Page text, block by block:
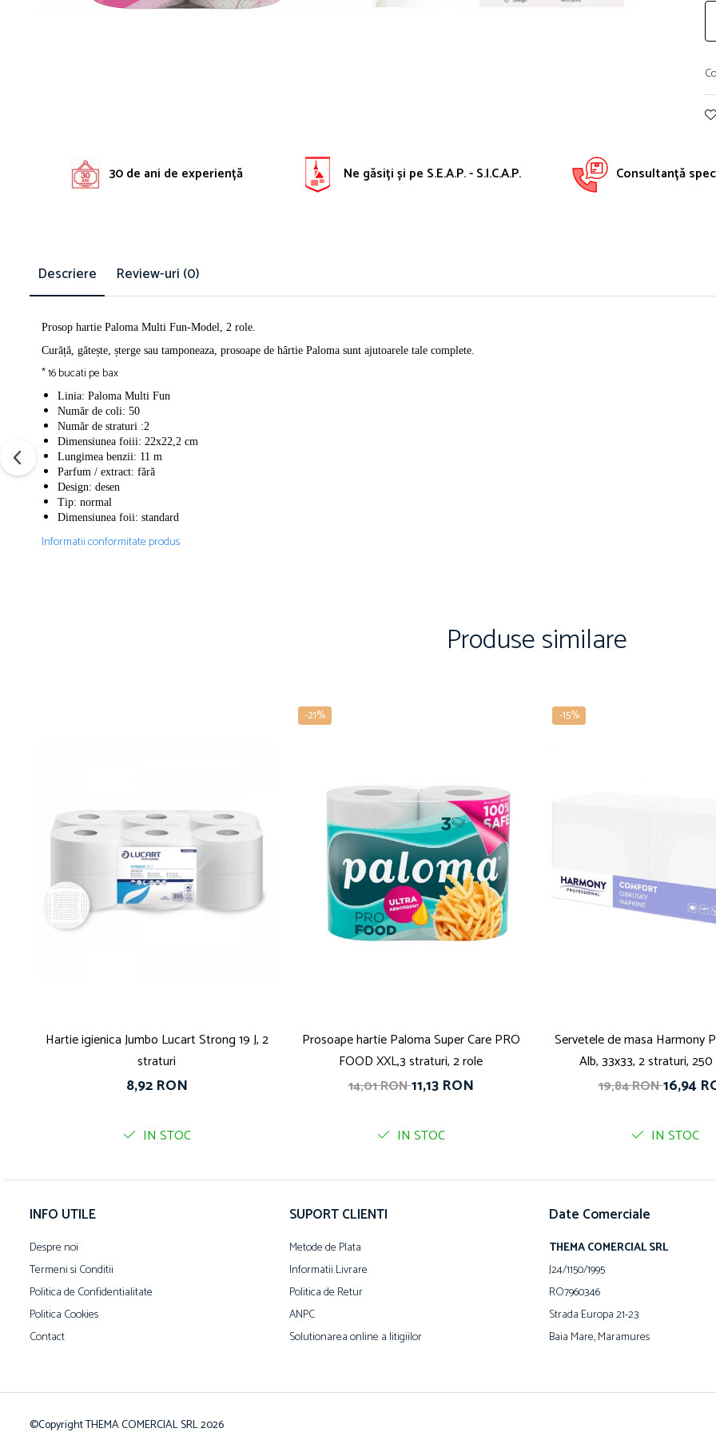
30 de ani de experiență Ne găsiți și pe S.E.A.P. - S.I.C.A.P. Consultanță
Descriere Review-uri (0)
Prosop hartie Paloma Multi Fun-Model, 2 role.
Curăță, gătește, șterge sau tamponeaza, prosoape de hârtie Paloma sunt ajutoarele tale complete.
* 16 bucati pe bax
Linia: Paloma Multi Fun
Număr de coli: 50
Număr de straturi :2
Dimensiunea foiii: 22x22,2 cm
Lungimea benzii: 11 m
Parfum / extract: fără
Design: desen
Tip: normal
Dimensiunea foii: standard
Informatii conformitate produs
Produse similare
Hartie igienica Jumbo Lucart Strong 19 J, 2
straturi
8,92 RON
IN STOC
-21%
Prosoape hartie Paloma Super Care PRO
FOOD XXL,3 straturi, 2 role
14,01 RON11,13 RON
IN STOC
-15%
Servetele de masa Harmony
Alb, 33x33, 2 straturi,
19,84 RON16,94
IN STOC
INFO UTILE
Despre noi
Termeni si Conditii
Politica de Confidentialitate
Politica Cookies
Contact
SUPORT CLIENTI
Metode de Plata
Informatii Livrare
Politica de Retur
ANPC
Solutionarea online a litigiilor
Date Comerciale
THEMA COMERCIAL SRL
J24/1150/1995
RO7960346
Strada Europa 21-23
Baia Mare, Maramures
©Copyright THEMA COMERCIAL SRL 2026